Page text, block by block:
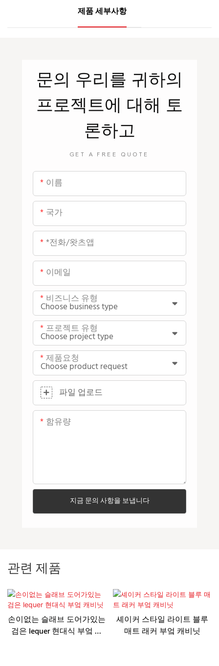
제품 세부사항
문의 우리를 귀하의
프로젝트에 대해 토
론하고
GET A FREE QUOTE
이름
국가
*전화/왓츠앱
이메일
비즈니스 유형
프로젝트 유형
제품요청
파일 업로드
함유량
지금 문의 사항을 보냅니다
관련 제품
손이없는 슬래브 도어가있는
검은 lequer 현대식 부엌 캐
셰이커 스타일 라이트 블루
매트 래커 부엌 캐비닛